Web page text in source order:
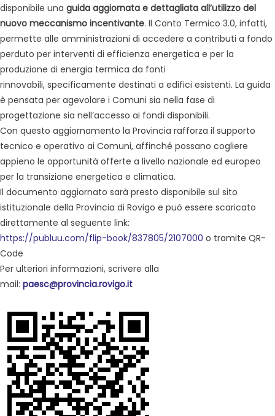
disponibile una guida aggiornata e dettagliata all’utilizzo del
nuovo meccanismo incentivante. Il Conto Termico 3.0, infatti,
permette alle amministrazioni di accedere a contributi a fondo
perduto per interventi di efficienza energetica e per la
produzione di energia termica da fonti
rinnovabili, specificamente destinati a edifici esistenti. La guida
è pensata per agevolare i Comuni sia nella fase di
progettazione sia nell’accesso ai fondi disponibili.
Con questo aggiornamento la Provincia rafforza il supporto
tecnico e operativo ai Comuni, affinché possano cogliere
appieno le opportunità offerte a livello nazionale ed europeo
per la transizione energetica e climatica.
Il documento aggiornato sarà presto disponibile sul sito
istituzionale della Provincia di Rovigo e può essere scaricato
direttamente al seguente link:
https://publuu.com/flip-book/837805/2107000 o tramite QR-
Code
Per ulteriori informazioni, scrivere alla
mail: paesc@provincia.rovigo.it